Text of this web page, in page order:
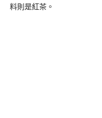
料則是紅茶。